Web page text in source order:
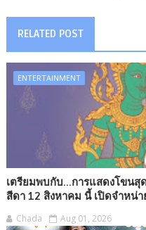
RELATED POST
ENTERTAINMENT
เตรียมพบกับ...การแสดงโขนสุ
สีดา 12 สิงหาคม นี้ เปิดจำหน่
Chada Aug 01, 2026